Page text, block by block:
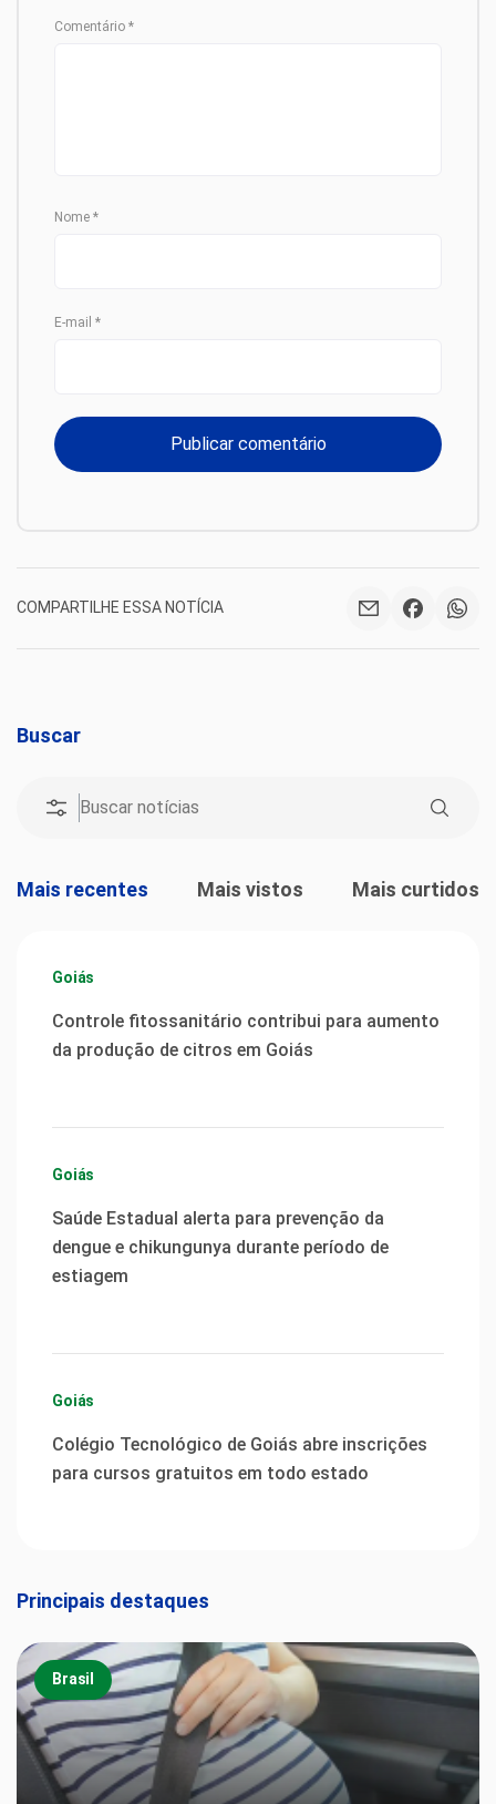
Comentário *
Nome *
E-mail *
COMPARTILHE ESSA NOTÍCIA
Buscar
Mais recentes Mais vistos Mais curtidos
Goiás
Controle fitossanitário contribui para aumento
da produção de citros em Goiás
Goiás
Saúde Estadual alerta para prevenção da
dengue e chikungunya durante período de
estiagem
Goiás
Colégio Tecnológico de Goiás abre inscrições
para cursos gratuitos em todo estado
Principais destaques
Brasil